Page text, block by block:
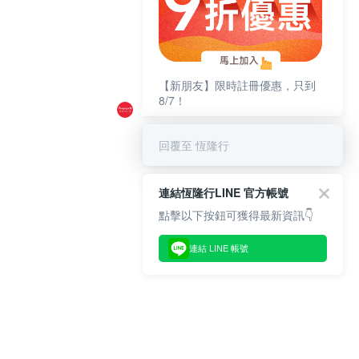
【新朋友】限時註冊優惠，只到
8/7！
回覆至 恆隆行
連結恆隆行LINE 官方帳號
點擊以下按鈕可獲得最新資訊👇
連結 LINE 帳號